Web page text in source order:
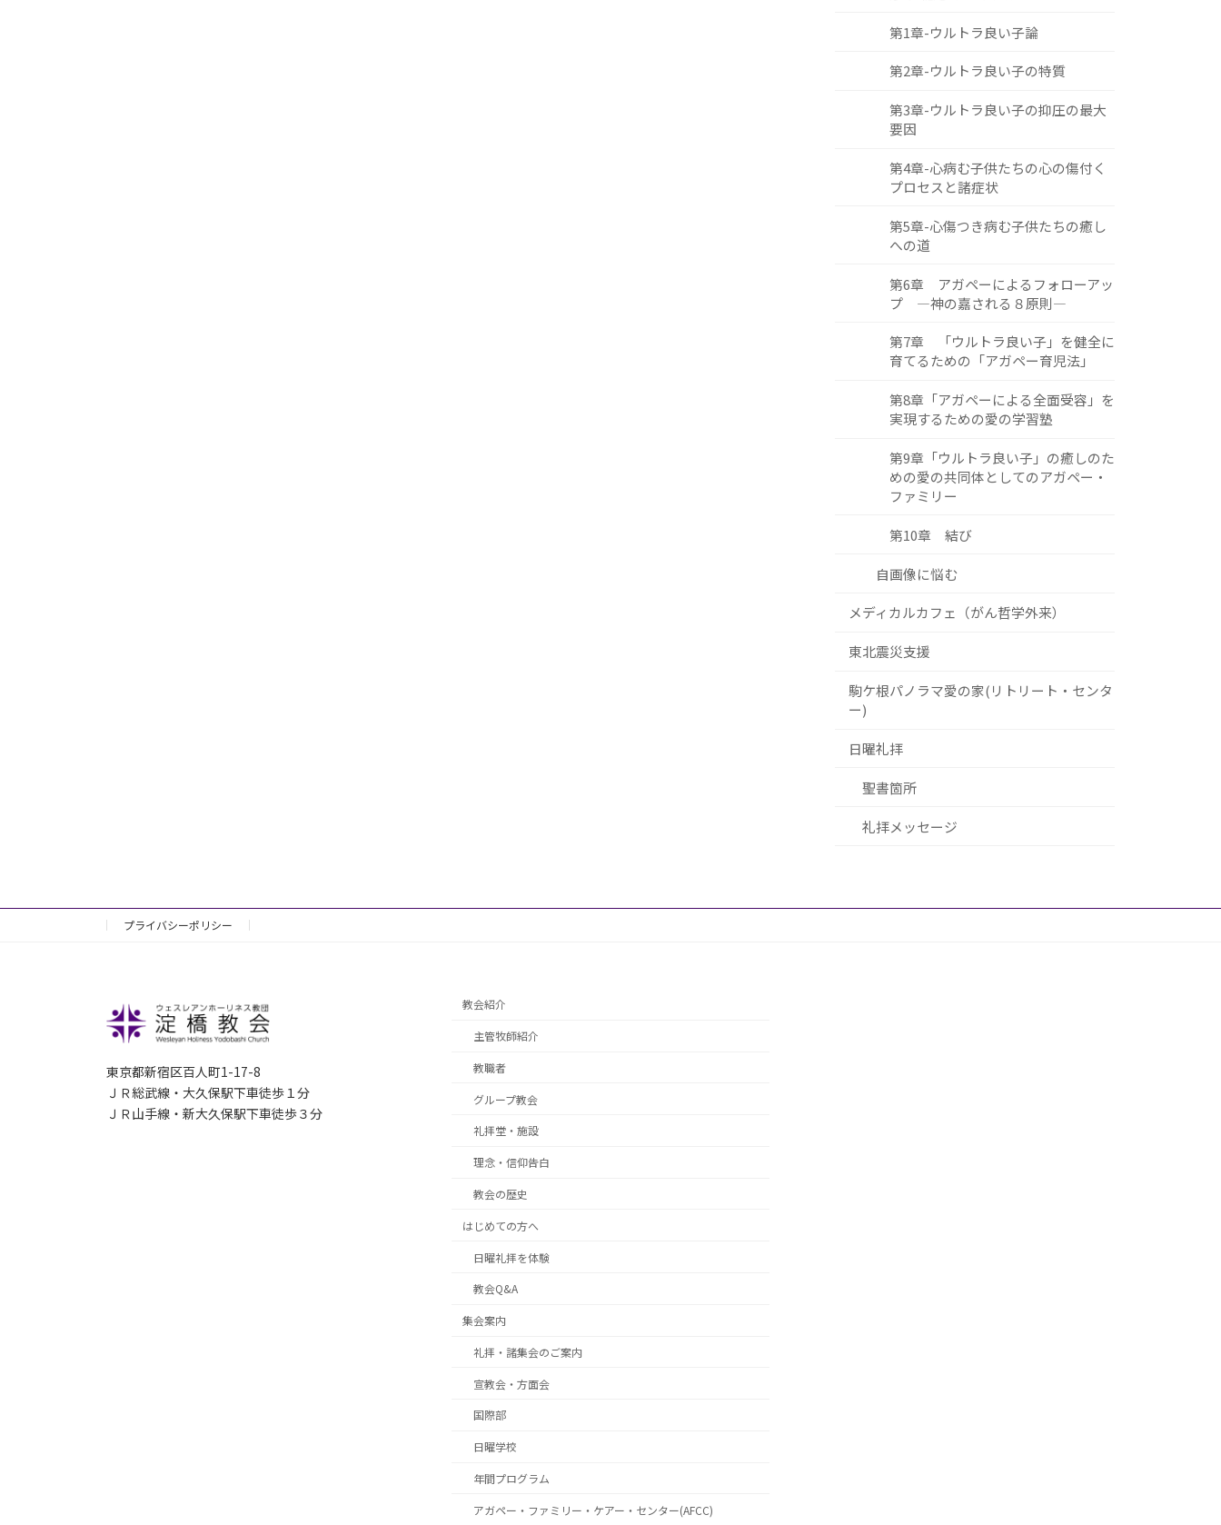
第1章-ウルトラ良い子論
第2章-ウルトラ良い子の特質
第3章-ウルトラ良い子の抑圧の最大
要因
第4章-心病む子供たちの心の傷付く
プロセスと諸症状
第5章-心傷つき病む子供たちの癒し
への道
第6章 アガペーによるフォローアッ
プ ―神の嘉される８原則―
第7章 「ウルトラ良い子」を健全に
育てるための「アガペー育児法」
第8章「アガペーによる全面受容」を
実現するための愛の学習塾
第9章「ウルトラ良い子」の癒しのた
めの愛の共同体としてのアガペー・
ファミリー
第10章 結び
自画像に悩む
メディカルカフェ（がん哲学外来）
東北震災支援
駒ケ根パノラマ愛の家(リトリート・センタ
ー)
日曜礼拝
聖書箇所
礼拝メッセージ
プライバシーポリシー
東京都新宿区百人町1-17-8
ＪＲ総武線・大久保駅下車徒歩１分
ＪＲ山手線・新大久保駅下車徒歩３分
教会紹介
主管牧師紹介
教職者
グループ教会
礼拝堂・施設
理念・信仰告白
教会の歴史
はじめての方へ
日曜礼拝を体験
教会Q&A
集会案内
礼拝・諸集会のご案内
宣教会・方面会
国際部
日曜学校
年間プログラム
アガペー・ファミリー・ケアー・センター(AFCC)